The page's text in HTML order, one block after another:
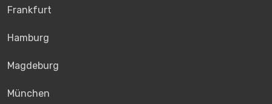
Frankfurt
Hamburg
Magdeburg
München